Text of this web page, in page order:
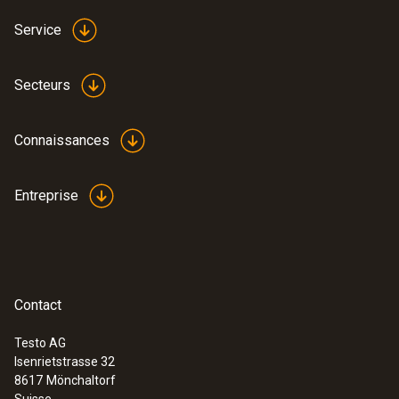
Service
Secteurs
Connaissances
Entreprise
Contact
Testo AG
Isenrietstrasse 32
8617 Mönchaltorf